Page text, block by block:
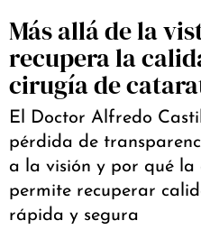
Más allá de la
recupera la
cirugía de
El Doctor Alfredo
pérdida de
a la visión y por qué
permite recuperar
rápida y segura